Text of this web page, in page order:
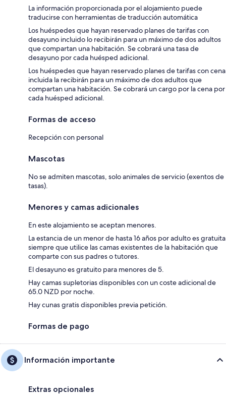
La información proporcionada por el alojamiento puede
traducirse con herramientas de traducción automática
Los huéspedes que hayan reservado planes de tarifas con
desayuno incluido lo recibirán para un máximo de dos adultos
que compartan una habitación. Se cobrará una tasa de
desayuno por cada huésped adicional.
Los huéspedes que hayan reservado planes de tarifas con cena
incluida la recibirán para un máximo de dos adultos que
compartan una habitación. Se cobrará un cargo por la cena por
cada huésped adicional.
Formas de acceso
Recepción con personal
Mascotas
No se admiten mascotas, solo animales de servicio (exentos de
tasas).
Menores y camas adicionales
En este alojamiento se aceptan menores.
La estancia de un menor de hasta 16 años por adulto es gratuita
siempre que utilice las camas existentes de la habitación que
comparte con sus padres o tutores.
El desayuno es gratuito para menores de 5.
Hay camas supletorias disponibles con un coste adicional de
65.0 NZD por noche.
Hay cunas gratis disponibles previa petición.
Formas de pago
Información importante
Extras opcionales